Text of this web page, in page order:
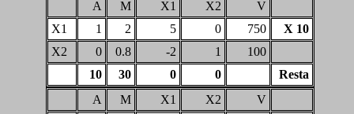
A M X1 X2
V
X1
1 2 5 0 750
X 10
X2
0 0.8 -2 1
100
10
30 0 0
Resta
A
M X1 X2
V